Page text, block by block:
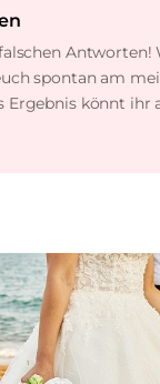
Antworten!
spontan am
Ergebnis könnt ihr